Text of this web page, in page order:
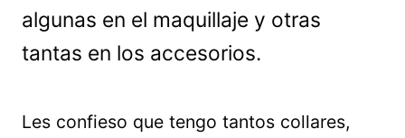
algunas en el maquillaje y otras
tantas en los accesorios.
Les confieso que tengo tantos collares,